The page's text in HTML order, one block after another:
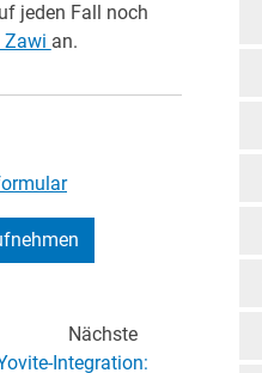
jeden Fall noch
Zawi an.
Nächste
Integration: